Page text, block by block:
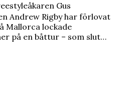
Gus
Andrew Rigby har förlovat
Mallorca lockade
på en båttur – som slut…